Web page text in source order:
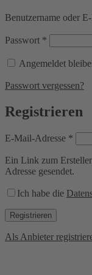
Benutzername oder
Passwort *
Angemeldet
Passwort vergessen?
Registrieren
E-Mail-Adresse *
Ein Link zum
Adresse gesendet.
Ich habe die
Registrieren
Als Anbieter